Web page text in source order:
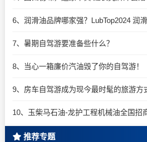
6、润滑油品牌哪家强？LubTop2024 润
7、暑期自驾游要准备些什么？
8、当心一箱廉价汽油毁了你的自驾游！
9、房车自驾游成为现今最时髦的旅游方
推荐专题